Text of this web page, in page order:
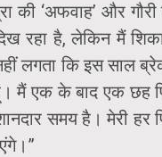
की ‘अफवाह’ और
रहा है, लेकिन मैं
लगता कि इस साल
मैं एक के बाद एक छह
शानदार समय है। मेरी